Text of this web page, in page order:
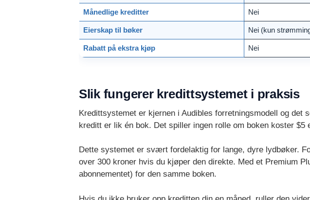
Månedlige kreditter Nei
Eierskap til bøker Nei (kun
Rabatt på ekstra kjøp Nei
Slik fungerer kredittsystemet i praksis
Kredittsystemet er kjernen i Audibles forretningsmodell og
kreditt er lik én bok. Det spiller ingen rolle om boken koster
Dette systemet er svært fordelaktig for lange, dyre lydbøker.
over 300 kroner hvis du kjøper den direkte. Med et Premium
abonnementet) for den samme boken.